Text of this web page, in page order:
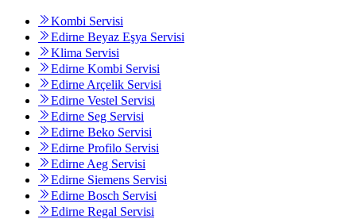
Kombi Servisi
Edirne Beyaz Eşya Servisi
Klima Servisi
Edirne Kombi Servisi
Edirne Arçelik Servisi
Edirne Vestel Servisi
Edirne Seg Servisi
Edirne Beko Servisi
Edirne Profilo Servisi
Edirne Aeg Servisi
Edirne Siemens Servisi
Edirne Bosch Servisi
Edirne Regal Servisi